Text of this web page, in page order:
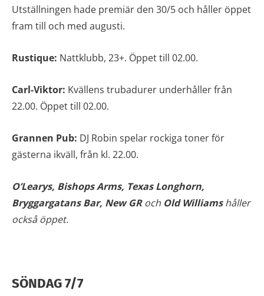
Utställningen hade premiär den 30/5 och håller öppet
fram till och med augusti.
Rustique: Nattklubb, 23+. Öppet till 02.00.
Carl-Viktor: Kvällens trubadurer underhåller från
22.00. Öppet till 02.00.
Grannen Pub: DJ Robin spelar rockiga toner för
gästerna ikväll, från kl. 22.00.
O’Learys, Bishops Arms, Texas Longhorn,
Bryggargatans Bar, New GRoch Old Williamshåller
också öppet.
SÖNDAG 7/7